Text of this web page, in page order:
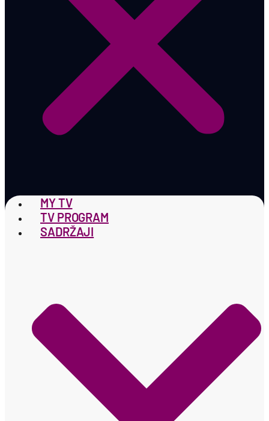
MY TV
TV PROGRAM
SADRŽAJI